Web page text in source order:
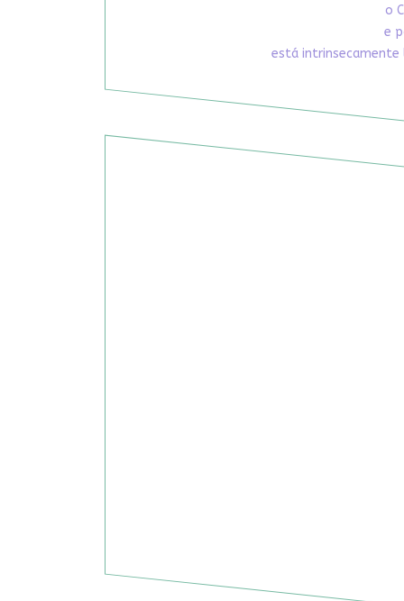
o
e
está intrinsecamente